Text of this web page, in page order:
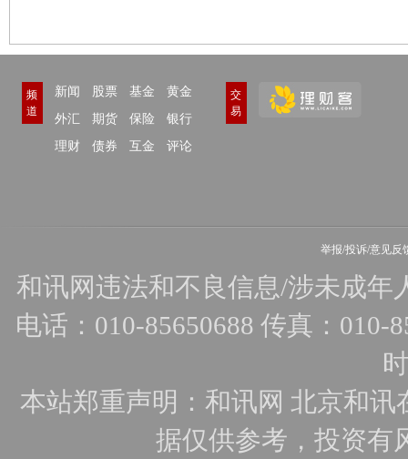
频
道
新闻 股票 基金
黄金
外汇
期货 保险
银行
理财
债券 互金 评论
交
易
举报/投诉/意见反
和讯网违法和不良信息/涉未成年
电话：010-85650688 传真：010-
本站郑重声明：和讯网 北京和
据仅供参考，投资有